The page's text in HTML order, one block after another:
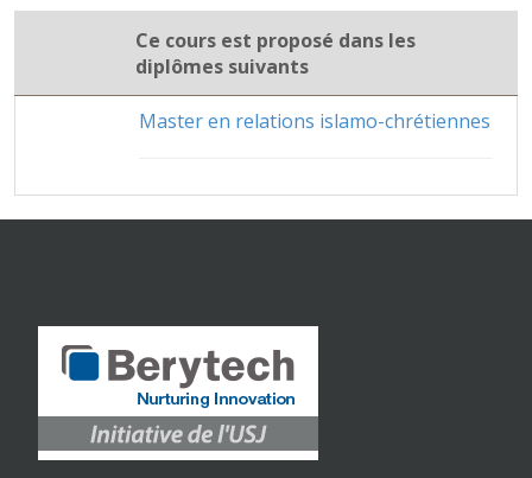
Ce cours est proposé dans les
diplômes suivants
Master en relations islamo-chrétiennes